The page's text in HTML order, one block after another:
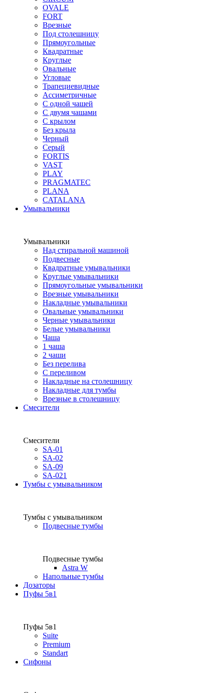
OVALE
FORT
Врезные
Под столешницу
Прямоугольные
Квадратные
Круглые
Овальные
Угловые
Трапециевидные
Ассиметричные
С одной чашей
С двумя чашами
С крылом
Без крыла
Черный
Серый
FORTIS
VAST
PLAY
PRAGMATEC
PLANA
CATALANA
Умывальники
Умывальники
Над стиральной машиной
Подвесные
Квадратные умывальники
Круглые умывальники
Прямоугольные умывальники
Врезные умывальники
Накладные умывальники
Овальные умывальники
Черные умывальники
Белые умывальники
Чаша
1 чаша
2 чаши
Без перелива
С переливом
Накладные на столешницу
Накладные для тумбы
Врезные в столешницу
Смесители
Смесители
SA-01
SA-02
SA-09
SA-021
Тумбы с умывальником
Тумбы с умывальником
Подвесные тумбы
Подвесные тумбы
Astra W
Напольные тумбы
Дозаторы
Пуфы 5в1
Пуфы 5в1
Suite
Premium
Standart
Сифоны